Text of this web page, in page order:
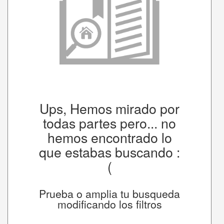
Ups, Hemos mirado por
todas partes pero... no
hemos encontrado lo
que estabas buscando :
(
Prueba o amplia tu busqueda
modificando los filtros